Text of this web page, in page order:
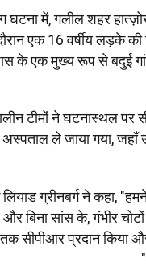
में, गलील शहर
एक 16 वर्षीय लड़के की
के एक मुख्य रूप से बदुई
टीमों ने घटनास्थल पर
ले जाया गया, जहाँ
ग्रीनबर्ग ने कहा,
और बिना सांस के, गंभीर
सीपीआर प्रदान किया